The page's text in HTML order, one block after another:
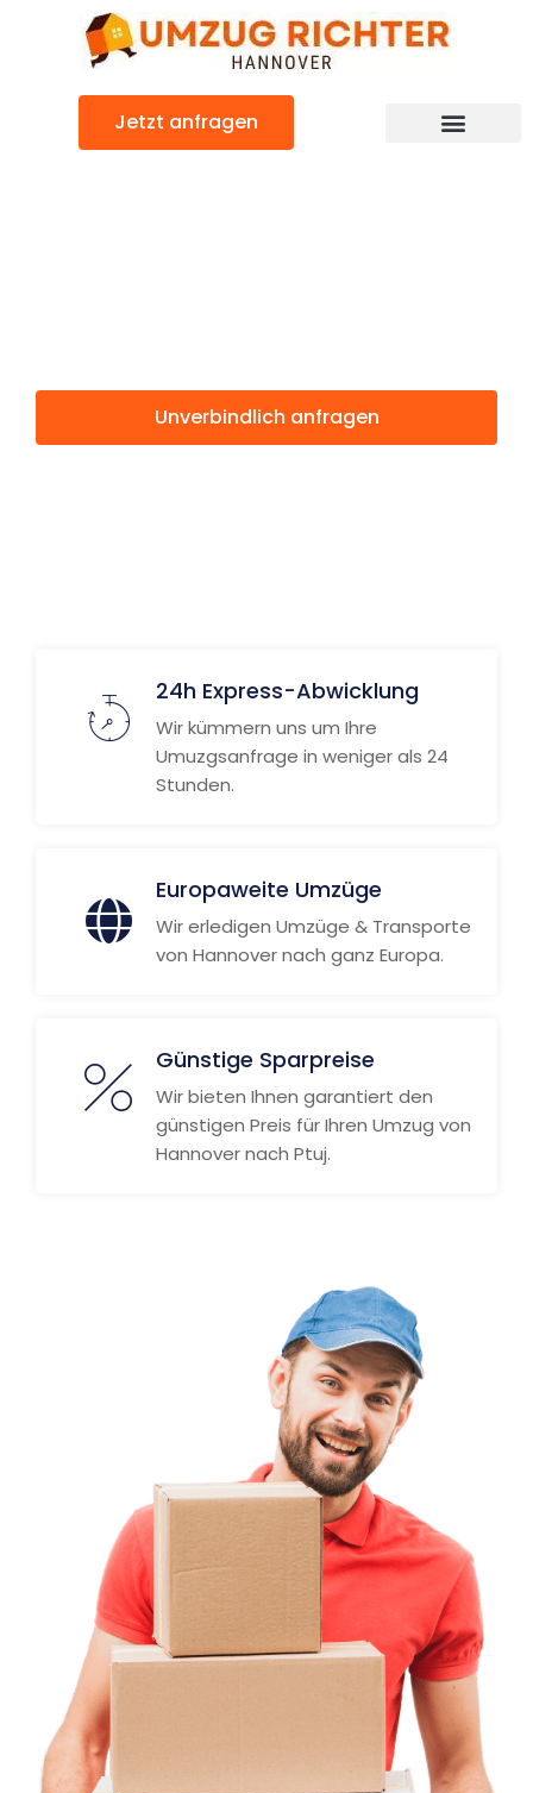
Jetzt anfragen
Unverbindlich anfragen
24h Express-Abwicklung
Wir kümmern uns um Ihre
Umuzgsanfrage in weniger als 24
Stunden.
Europaweite Umzüge
Wir erledigen Umzüge & Transporte
von Hannover nach ganz Europa.
Günstige Sparpreise
Wir bieten Ihnen garantiert den
günstigen Preis für Ihren Umzug von
Hannover nach Ptuj.